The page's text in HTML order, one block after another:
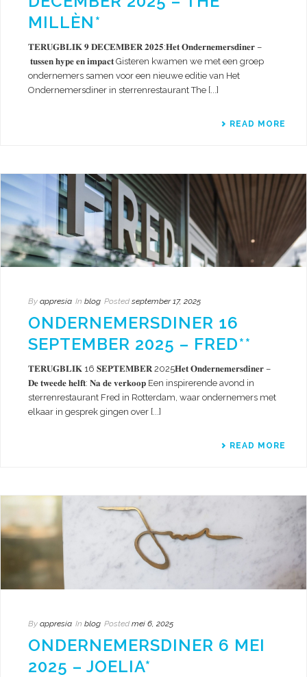
MILLÈN*
𝐓𝐄𝐑𝐔𝐆𝐁𝐋𝐈𝐊 𝟗 𝐃𝐄𝐂𝐄𝐌𝐁𝐄𝐑 𝟐𝟎𝟐𝟓:𝐇𝐞𝐭 𝐎𝐧𝐝𝐞𝐫𝐧𝐞𝐦𝐞𝐫𝐬𝐝𝐢𝐧𝐞𝐫 –
𝐭𝐮𝐬𝐬𝐞𝐧 𝐡𝐲𝐩𝐞 𝐞𝐧 𝐢𝐦𝐩𝐚𝐜𝐭 Gisteren kwamen we met een groep
ondernemers samen voor een nieuwe editie van Het
Ondernemersdiner in sterrenrestaurant The [...]
READ MORE
By appresia In blog Posted september 17, 2025
ONDERNEMERSDINER 16
SEPTEMBER 2025 – FRED**
𝐓𝐄𝐑𝐔𝐆𝐁𝐋𝐈𝐊 16 𝐒𝐄𝐏𝐓𝐄𝐌𝐁𝐄𝐑 2025𝐇𝐞𝐭 𝐎𝐧𝐝𝐞𝐫𝐧𝐞𝐦𝐞𝐫𝐬𝐝𝐢𝐧𝐞𝐫 –
𝐃𝐞 𝐭𝐰𝐞𝐞𝐝𝐞 𝐡𝐞𝐥𝐟𝐭: 𝐍𝐚 𝐝𝐞 𝐯𝐞𝐫𝐤𝐨𝐨𝐩 Een inspirerende avond in
sterrenrestaurant Fred in Rotterdam, waar ondernemers met
elkaar in gesprek gingen over [...]
READ MORE
By appresia In blog Posted mei 6, 2025
ONDERNEMERSDINER 6 MEI
2025 – JOELIA*